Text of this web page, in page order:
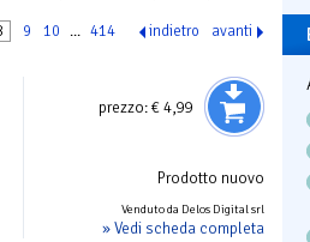
9 10 ... 414 indietro avanti
prezzo:€ 4,99
Prodotto nuovo
Venduto da Delos Digital srl
» Vedi scheda completa